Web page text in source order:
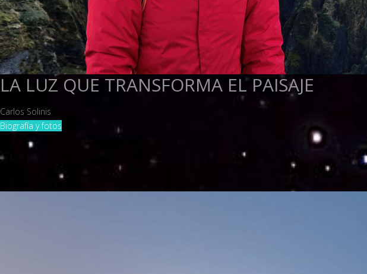
LA LUZ QUE TRANSFORMA EL PAISAJE
Carlos Solinis
Biografía y fotos